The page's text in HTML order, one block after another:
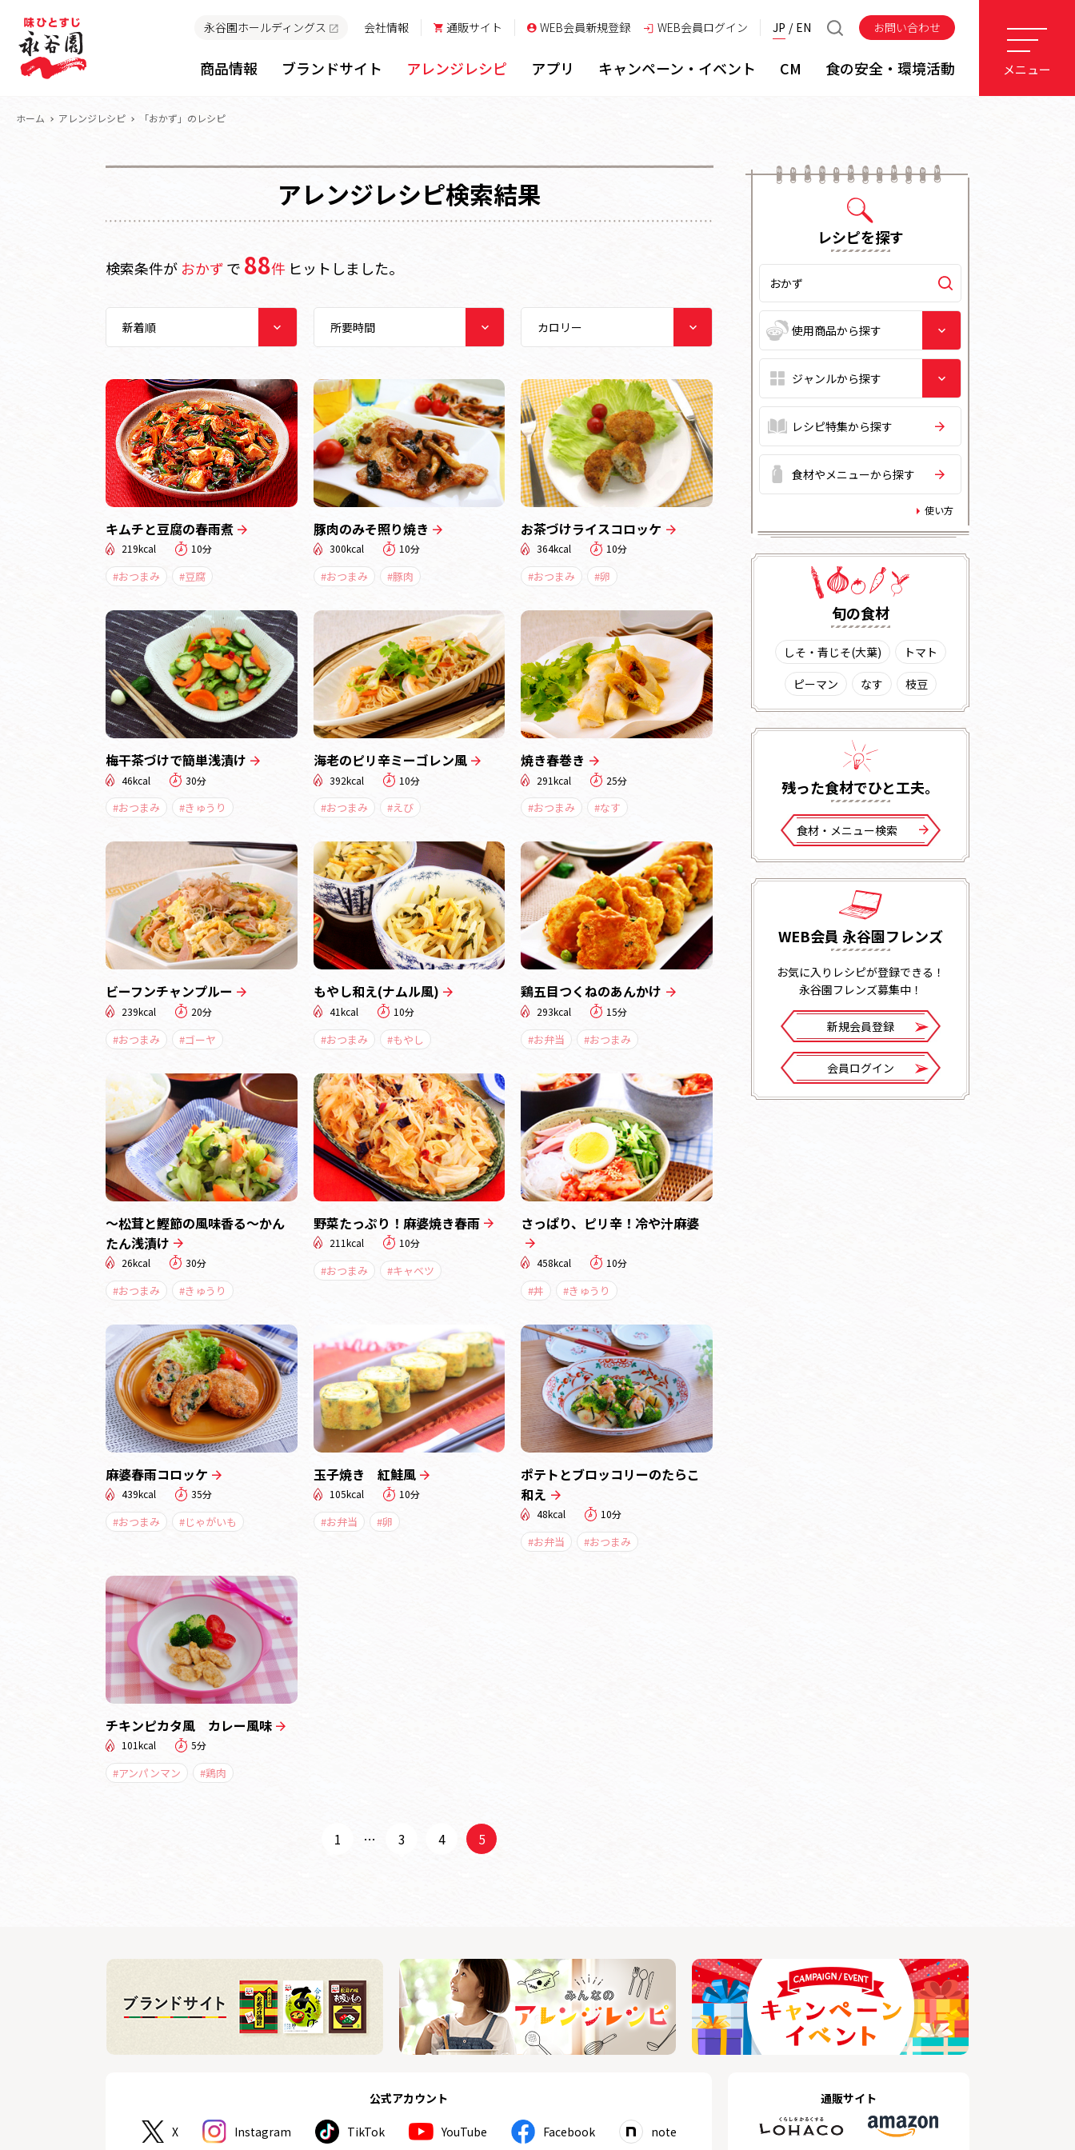
永谷園ホールディングス 会社情報 通販サイト WEB会員新規登録 WEB会員ログイン JP EN お問い合わせ
商品情報 ブランドサイト アレンジレシピ アプリ キャンペーン・イベント CM 食の安全・環境活動 メニュー
ホーム アレンジレシピ 「おかず」のレシピ
アレンジレシピ検索結果
検索条件が おかずで 88件 ヒットしました。
キムチと豆腐の春雨煮
219kcal 10分
#おつまみ #豆腐
豚肉のみそ照り焼き
300kcal 10分
#おつまみ #豚肉
お茶づけライスコロッケ
364kcal 10分
#おつまみ #卵
梅干茶づけで簡単浅漬け
46kcal 30分
#おつまみ #きゅうり
海老のピリ辛ミーゴレン風
392kcal 10分
#おつまみ #えび
焼き春巻き
291kcal 25分
#おつまみ #なす
ビーフンチャンプルー
239kcal 20分
#おつまみ #ゴーヤ
もやし和え(ナムル風)
41kcal 10分
#おつまみ #もやし
鶏五目つくねのあんかけ
293kcal 15分
#お弁当 #おつまみ
～松茸と鰹節の風味香る～かん
たん浅漬け
26kcal 30分
#おつまみ #きゅうり
野菜たっぷり！麻婆焼き春雨
211kcal 10分
#おつまみ #キャベツ
さっぱり、ピリ辛！冷や汁麻婆
458kcal 10分
#丼 #きゅうり
麻婆春雨コロッケ
439kcal 35分
#おつまみ #じゃがいも
玉子焼き 紅鮭風
105kcal 10分
#お弁当 #卵
ポテトとブロッコリーのたらこ
和え
48kcal 10分
#お弁当 #おつまみ
チキンピカタ風 カレー風味
101kcal 5分
#アンパンマン #鶏肉
1 … 3 4 5
レシピを探す
レシピ特集から探す
食材やメニューから探す
使い方
旬の⾷材
しそ・青じそ(大葉)
トマト
ピーマン
なす 枝豆
残った⾷材でひと⼯夫。
⾷材・メニュー検索
WEB会員 永谷園フレンズ
お気に入りレシピが登録できる！
永谷園フレンズ募集中！
新規会員登録
会員ログイン
公式アカウント
X Instagram TikTok YouTube Facebook note
通販サイト